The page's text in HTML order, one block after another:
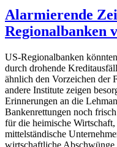
Alarmierende
Regionalbanken
US-Regionalbanken
durch drohende
ähnlich den Vorzeichen der
andere Institute zeigen
Erinnerungen an die
Bankenrettungen noch
für die heimische
mittelständische